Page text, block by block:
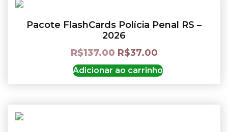
Pacote FlashCards Polícia Penal RS –
2026
R$137.00 R$37.00
Adicionar ao carrinho